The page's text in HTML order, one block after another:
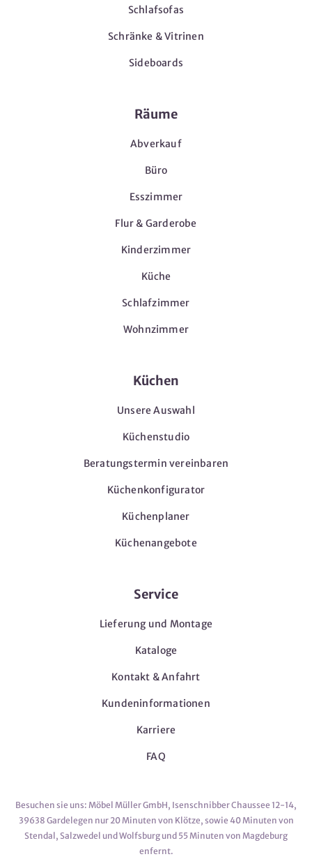
Schlafsofas
Schränke & Vitrinen
Sideboards
Räume
Abverkauf
Büro
Esszimmer
Flur & Garderobe
Kinderzimmer
Küche
Schlafzimmer
Wohnzimmer
Küchen
Unsere Auswahl
Küchenstudio
Beratungstermin vereinbaren
Küchenkonfigurator
Küchenplaner
Küchenangebote
Service
Lieferung und Montage
Kataloge
Kontakt & Anfahrt
Kundeninformationen
Karriere
FAQ
Besuchen sie uns: Möbel Müller GmbH, Isenschnibber Chaussee 12-14,
39638 Gardelegen nur 20 Minuten von Klötze, sowie 40 Minuten von
Stendal, Salzwedel und Wolfsburg und 55 Minuten von Magdeburg
enfernt.